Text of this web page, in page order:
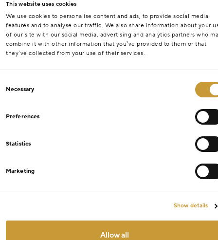
This website uses cookies
We use cookies to personalise content and ads, to provide social media
features and to analyse our traffic. We also share information about your
of our site with our social media, advertising and analytics partners who
combine it with other information that you’ve provided to them or that
they’ve collected from your use of their services.
Selection
Necessary
Preferences
Statistics
Marketing
Show details
Allow all